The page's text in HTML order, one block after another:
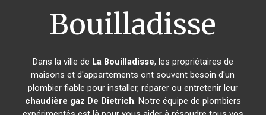
Bouilladisse
Dans la ville de La Bouilladisse, les propriétaires de
maisons et d'appartements ont souvent besoin d'un
plombier fiable pour installer, réparer ou entretenir leur
chaudière gaz De Dietrich. Notre équipe de plombiers